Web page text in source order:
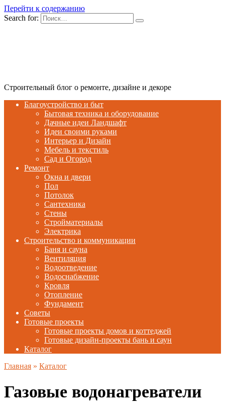
Перейти к содержанию
Search for:
Строительный блог о ремонте, дизайне и декоре
Благоустройство и быт
Бытовая техника и оборудование
Дачные идеи Ландшафт
Идеи своими руками
Интерьер и Дизайн
Мебель и текстиль
Сад и Огород
Ремонт
Окна и двери
Пол
Потолок
Сантехника
Стены
Стройматериалы
Электрика
Строительство и коммуникации
Баня и сауна
Вентиляция
Водоотведение
Водоснабжение
Кровля
Отопление
Фундамент
Советы
Готовые проекты
Готовые проекты домов и коттеджей
Готовые дизайн-проекты бань и саун
Каталог
Главная » Каталог
Газовые водонагреватели